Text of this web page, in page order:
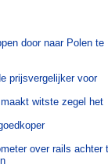
door naar Polen te
prijsvergelijker voor
witste zegel het
over rails achter